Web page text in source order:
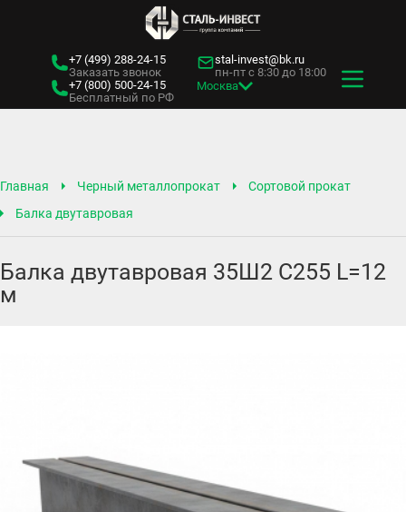
+7 (499) 288-24-15
Заказать звонок
+7 (800) 500-24-15
Бесплатный по РФ
stal-invest@bk.ru
пн-пт с 8:30 до 18:00
Москва
Главная Черный металлопрокат
Сортовой прокат
Балка двутавровая
Балка двутавровая 35Ш2 С255 L=12
м